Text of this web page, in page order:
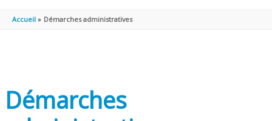
PRINCIPAL
Accueil Démarches administratives
Démarches